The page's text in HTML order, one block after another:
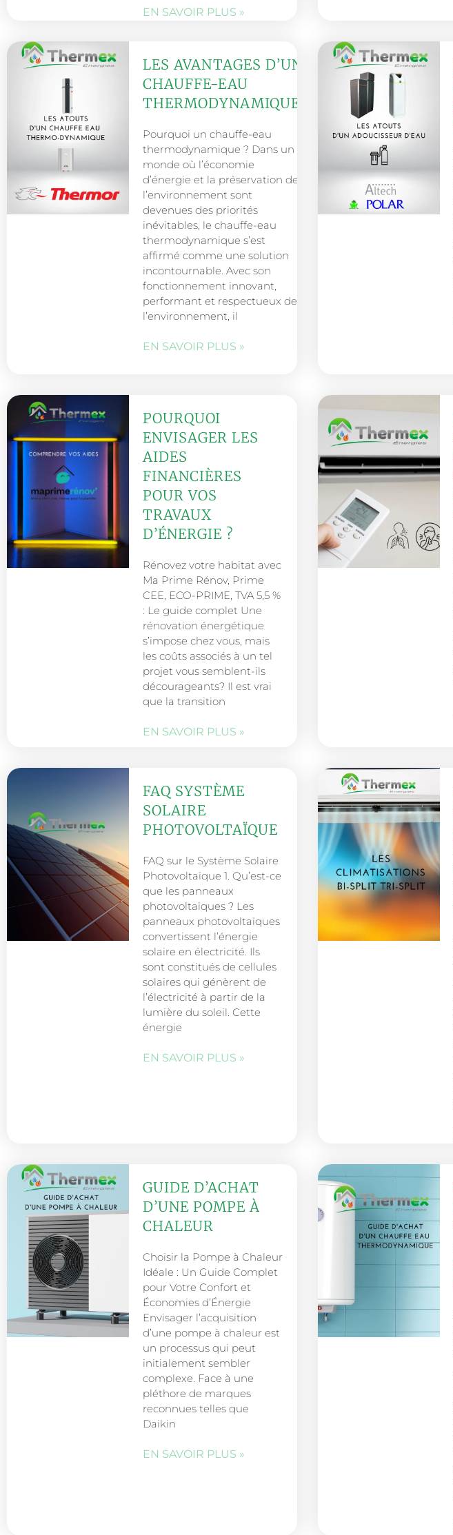
EN SAVOIR PLUS »
LES AVANTAGES D’UN
CHAUFFE-EAU
THERMODYNAMIQUE
Pourquoi un chauffe-eau
thermodynamique ? Dans un
monde où l’économie
d’énergie et la préservation de
l’environnement sont
devenues des priorités
inévitables, le chauffe-eau
thermodynamique s’est
affirmé comme une solution
incontournable. Avec son
fonctionnement innovant,
performant et respectueux de
l’environnement, il
EN SAVOIR PLUS »
POURQUOI
ENVISAGER LES
AIDES
FINANCIÈRES
POUR VOS
TRAVAUX
D’ÉNERGIE ?
Rénovez votre habitat avec
Ma Prime Rénov, Prime
CEE, ECO-PRIME, TVA 5,5 %
: Le guide complet Une
rénovation énergétique
s’impose chez vous, mais
les coûts associés à un tel
projet vous semblent-ils
décourageants? Il est vrai
que la transition
EN SAVOIR PLUS »
FAQ SYSTÈME
SOLAIRE
PHOTOVOLTAÏQUE
FAQ sur le Système Solaire
Photovoltaïque 1. Qu’est-ce
que les panneaux
photovoltaïques ? Les
panneaux photovoltaïques
convertissent l’énergie
solaire en électricité. Ils
sont constitués de cellules
solaires qui génèrent de
l’électricité à partir de la
lumière du soleil. Cette
énergie
EN SAVOIR PLUS »
GUIDE D’ACHAT
D’UNE POMPE À
CHALEUR
Choisir la Pompe à Chaleur
Idéale : Un Guide Complet
pour Votre Confort et
Économies d’Énergie
Envisager l’acquisition
d’une pompe à chaleur est
un processus qui peut
initialement sembler
complexe. Face à une
pléthore de marques
reconnues telles que
Daikin
EN SAVOIR PLUS »